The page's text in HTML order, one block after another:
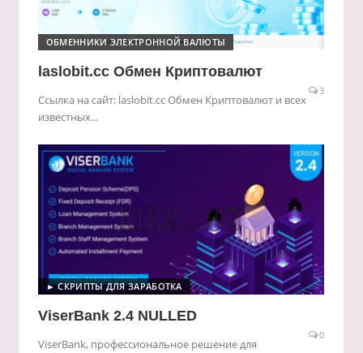
ОБМЕННИКИ ЭЛЕКТРОННОЙ ВАЛЮТЫ
laslobit.cc Обмен Криптовалют
3
Ссылка на сайт: laslobit.cc Обмен Криптовалют и всех
известных...
► СКРИПТЫ ДЛЯ ЗАРАБОТКА
ViserBank 2.4 NULLED
0
ViserBank, профессиональное решение для